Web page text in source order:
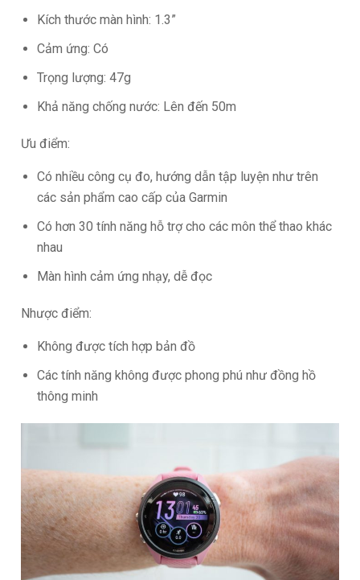
Kích thước màn hình: 1.3”
Cảm ứng: Có
Trọng lượng: 47g
Khả năng chống nước: Lên đến 50m
Ưu điểm:
Có nhiều công cụ đo, hướng dẫn tập luyện như trên
các sản phẩm cao cấp của Garmin
Có hơn 30 tính năng hỗ trợ cho các môn thể thao khác
nhau
Màn hình cảm ứng nhạy, dễ đọc
Nhược điểm:
Không được tích hợp bản đồ
Các tính năng không được phong phú như đồng hồ
thông minh